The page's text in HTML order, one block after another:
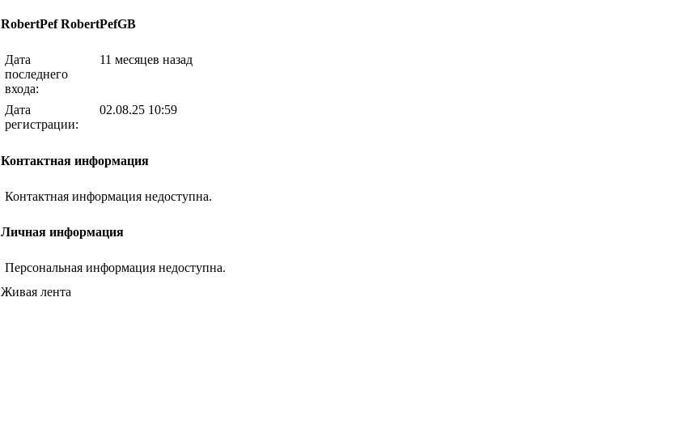
RobertPef RobertPefGB
Дата
последнего
входа:
11 месяцев назад
Дата
регистрации:
02.08.25 10:59
Контактная информация
Контактная информация недоступна.
Личная информация
Персональная информация недоступна.
Живая лента